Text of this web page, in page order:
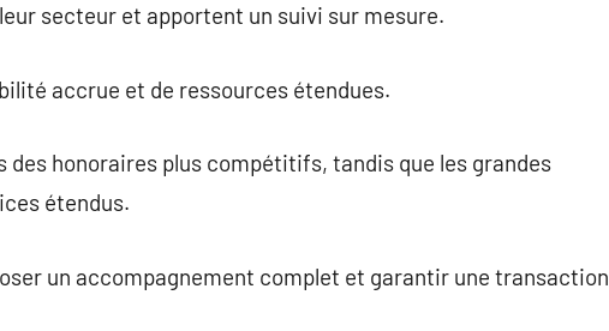
secteur et apportent un suivi sur mesure.
accrue et de ressources étendues.
honoraires plus compétitifs, tandis que les grandes
étendus.
un accompagnement complet et garantir une transaction